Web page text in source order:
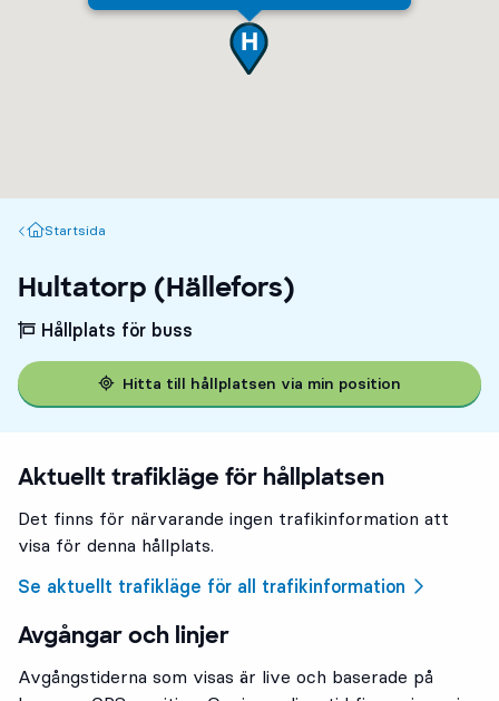
Startsida
Startsida
Hultatorp (Hällefors)
Hållplats för buss
Hitta till hållplatsen via min position
Aktuellt trafikläge för hållplatsen
Det finns för närvarande ingen trafikinformation att
visa för denna hållplats.
Se aktuellt trafikläge för all trafikinformation
Avgångar och linjer
Avgångstiderna som visas är live och baserade på